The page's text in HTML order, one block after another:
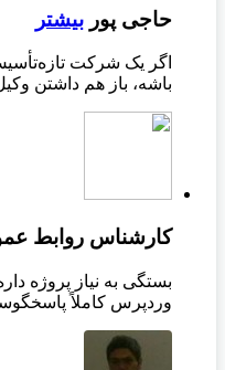
حاجی پور بیشتر
اگر یک شرکت
باشه، باز هم داشتن
کارشناس روابط
بستگی به نیاز پروژه
وردپرس کاملاً